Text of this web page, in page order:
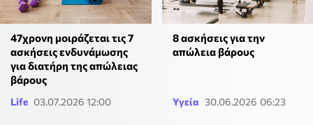
47χρονη μοιράζεται τις 7
ασκήσεις ενδυνάμωσης
για διατήρη της απώλειας
βάρους
Life 03.07.2026 12:00
8 ασκήσεις για την
απώλεια βάρους
Υγεία 30.06.2026 06:23